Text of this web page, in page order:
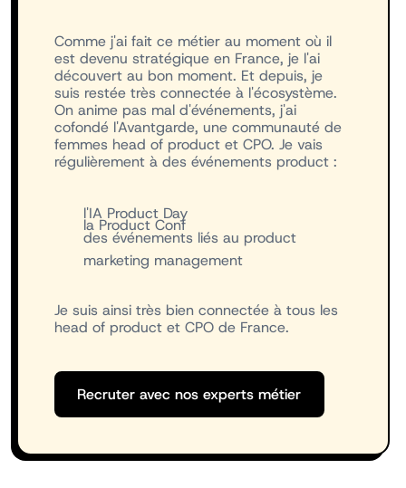
Comme j'ai fait ce métier au moment où il
est devenu stratégique en France, je l'ai
découvert au bon moment. Et depuis, je
suis restée très connectée à l'écosystème.
On anime pas mal d'événements, j'ai
cofondé l'Avantgarde, une communauté de
femmes head of product et CPO. Je vais
régulièrement à des événements product :
l'IA Product Day
la Product Conf
des événements liés au product
marketing management
Je suis ainsi très bien connectée à tous les
head of product et CPO de France.
Recruter avec nos experts
Recruter avec nos experts métier